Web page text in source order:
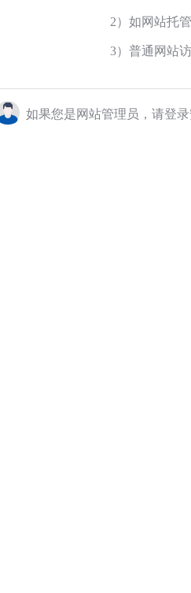
2）如网站托
3）普通网站
如果您是网站管理员，请登